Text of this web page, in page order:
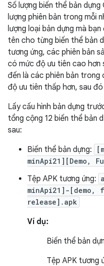
Số lượng biến thể bản
lượng phiên bản trong mỗi
lượng loại bản dựng mà
tên cho từng biến thể bản
tương ứng, các phiên bản
có mức độ ưu tiên cao
đến là các phiên bản trong
độ ưu tiên thấp hơn, sau
Lấy cấu hình bản dựng
tổng cộng 12 biến thể bản
sau:
Biến thể bản dựng:
minApi21][Demo,
Tệp APK tương ứng:
minApi21]-
release].apk
Ví dụ:
Biến thể bản
Tệp APK tương